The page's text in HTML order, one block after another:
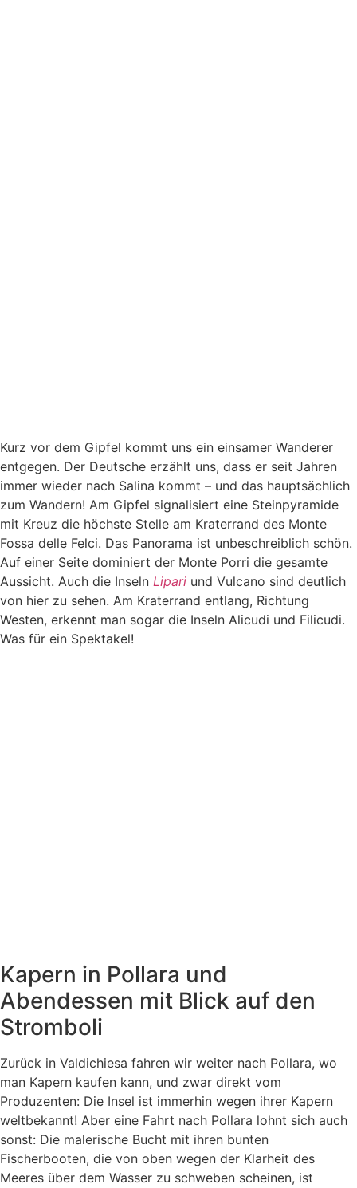
Kurz vor dem Gipfel kommt uns ein einsamer Wanderer
entgegen. Der Deutsche erzählt uns, dass er seit Jahren
immer wieder nach Salina kommt – und das hauptsächlich
zum Wandern! Am Gipfel signalisiert eine Steinpyramide
mit Kreuz die höchste Stelle am Kraterrand des Monte
Fossa delle Felci. Das Panorama ist unbeschreiblich schön.
Auf einer Seite dominiert der Monte Porri die gesamte
Aussicht. Auch die Inseln Lipari und Vulcano sind deutlich
von hier zu sehen. Am Kraterrand entlang, Richtung
Westen, erkennt man sogar die Inseln Alicudi und Filicudi.
Was für ein Spektakel!
Kapern in Pollara und
Abendessen mit Blick auf den
Stromboli
Zurück in Valdichiesa fahren wir weiter nach Pollara, wo
man Kapern kaufen kann, und zwar direkt vom
Produzenten: Die Insel ist immerhin wegen ihrer Kapern
weltbekannt! Aber eine Fahrt nach Pollara lohnt sich auch
sonst: Die malerische Bucht mit ihren bunten
Fischerbooten, die von oben wegen der Klarheit des
Meeres über dem Wasser zu schweben scheinen, ist